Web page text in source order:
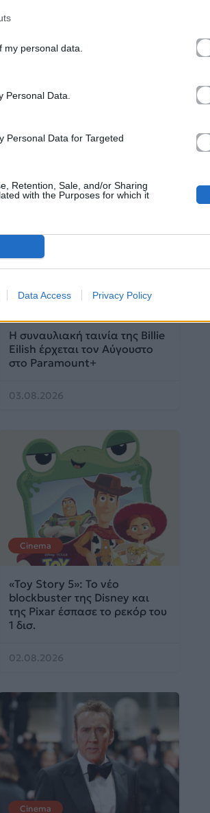
personal data.
Personal Data.
Personal Data for Targeted
Retention, Sale, and/or Sharing
with the Purposes for which it
Data Access Privacy Policy
03.08.2026
Cinema
Η συναυλιακή ταινία της Billie
Eilish έρχεται τον Αύγουστο
στο Paramount+
03.08.2026
Cinema
«Toy Story 5»: Το νέο
blockbuster της Disney και
της Pixar έσπασε το ρεκόρ του
1 δισ.
02.08.2026
Cinema